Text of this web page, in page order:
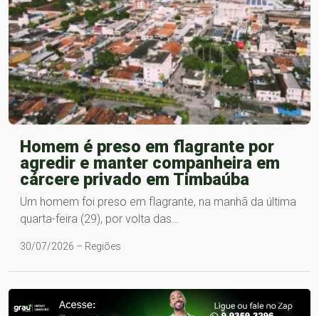
Homem é preso em flagrante por
agredir e manter companheira em
cárcere privado em Timbaúba
Um homem foi preso em flagrante, na manhã da última
quarta-feira (29), por volta das…
30/07/2026 – Regiões